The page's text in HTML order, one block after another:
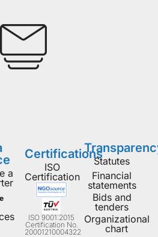
a
Certifications
ISO
Certification
ISO 9001:2015
Certification No.
20001210004322
Statutes
Financial
statements
Bids and
tenders
Organizational
chart